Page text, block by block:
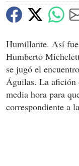
Humillante. Así
Humberto
se jugó el
Águilas. La afición
media hora para
correspondiente a